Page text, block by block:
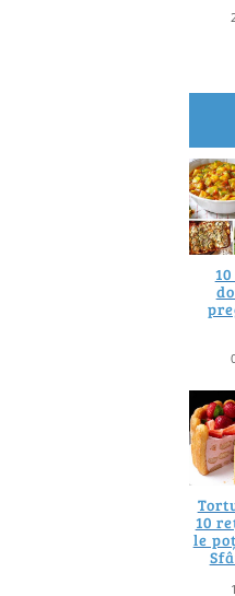
10
le